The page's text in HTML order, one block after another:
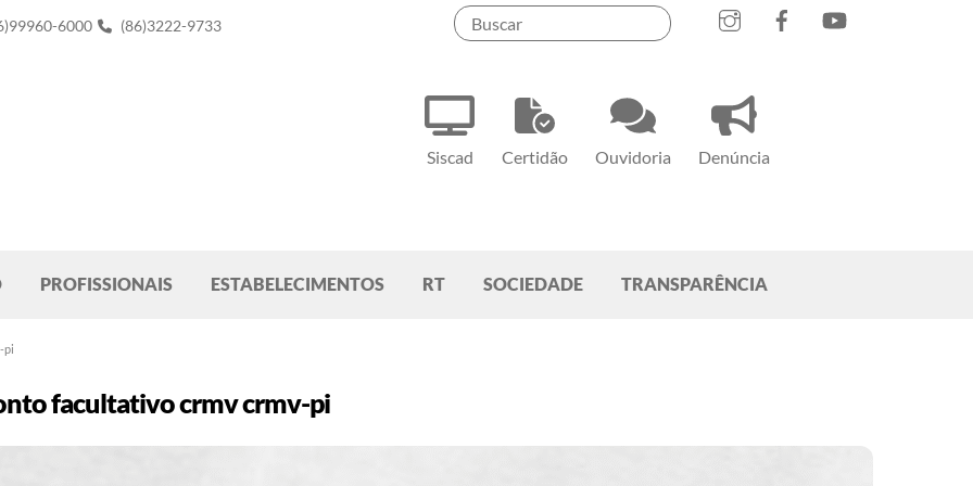
Siscad Certidão Ouvidoria Denúncia
InstagramFacebook
6000 (86)3222-9733
PROFISSIONAIS ESTABELECIMENTOS RT SOCIEDADE TRANSPARÊNCIA
pi
facultativo crmv crmv-pi